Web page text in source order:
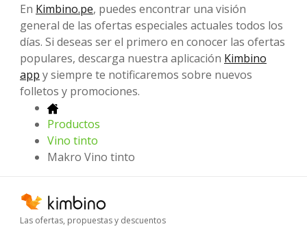
En Kimbino.pe, puedes encontrar una visión
general de las ofertas especiales actuales todos los
días. Si deseas ser el primero en conocer las ofertas
populares, descarga nuestra aplicación Kimbino
app y siempre te notificaremos sobre nuevos
folletos y promociones.
Productos
Vino tinto
Makro Vino tinto
Las ofertas, propuestas y descuentos